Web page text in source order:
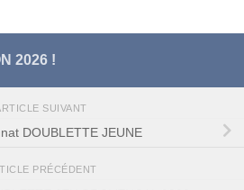
2026 !
SUIVANT
DOUBLETTE JEUNE
PRÉCÉDENT